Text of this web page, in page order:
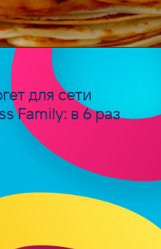
для сети
Family: в 6 раз